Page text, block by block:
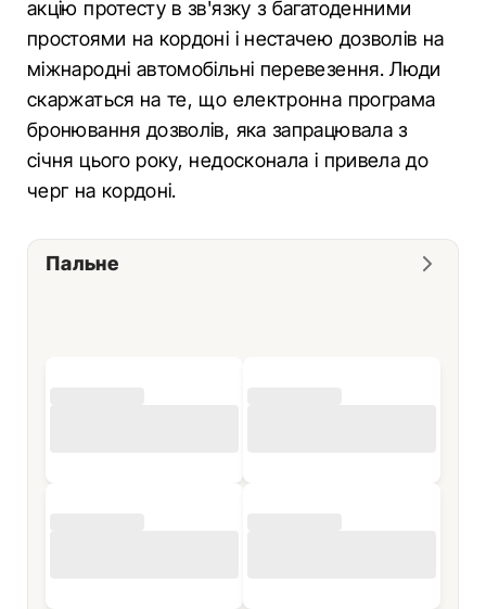
акцію протесту в зв'язку з багатоденними
простоями на кордоні і нестачею дозволів на
міжнародні автомобільні перевезення. Люди
скаржаться на те, що електронна програма
бронювання дозволів, яка запрацювала з
січня цього року, недосконала і привела до
черг на кордоні.
Пальне